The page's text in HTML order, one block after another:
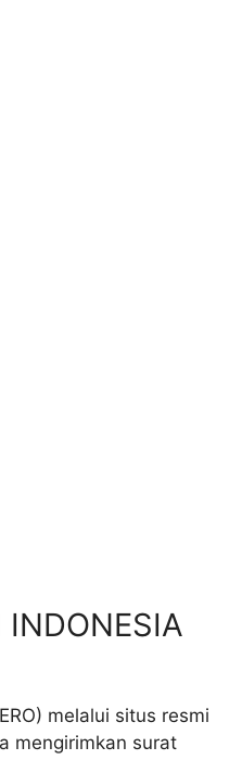
melalui situs resmi
mengirimkan surat